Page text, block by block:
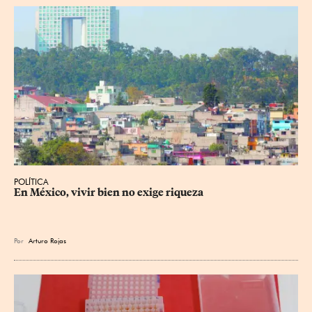
POLÍTICA
En México, vivir bien no exige riqueza
Por Arturo Rojas